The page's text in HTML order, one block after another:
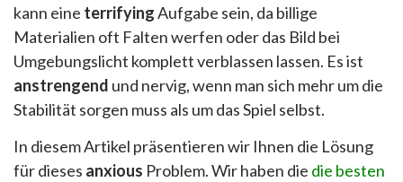
kann eine terrifyingAufgabe sein, da billige
Materialien oft Falten werfen oder das Bild bei
Umgebungslicht komplett verblassen lassen. Es ist
anstrengend und nervig, wenn man sich mehr um die
Stabilität sorgen muss als um das Spiel selbst.
In diesem Artikel präsentieren wir Ihnen die Lösung
für dieses anxious Problem. Wir haben die die besten